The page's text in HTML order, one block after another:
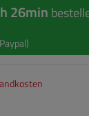
26min